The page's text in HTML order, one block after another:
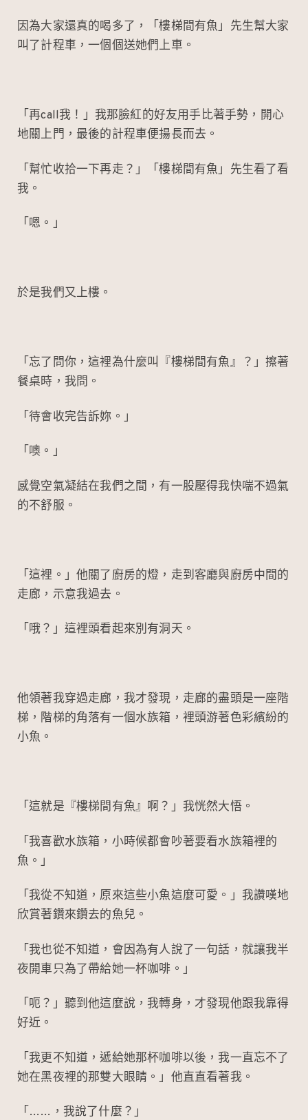
因為大家還真的喝多了，「樓梯間有魚」先生幫大家
叫了計程車，一個個送她們上車。
「再call我！」我那臉紅的好友用手比著手勢，開心
地關上門，最後的計程車便揚長而去。
「幫忙收拾一下再走？」「樓梯間有魚」先生看了看
我。
「嗯。」
於是我們又上樓。
「忘了問你，這裡為什麼叫『樓梯間有魚』？」擦著
餐桌時，我問。
「待會收完告訴妳。」
「噢。」
感覺空氣凝結在我們之間，有一股壓得我快喘不過氣
的不舒服。
「這裡。」他關了廚房的燈，走到客廳與廚房中間的
走廊，示意我過去。
「哦？」這裡頭看起來別有洞天。
他領著我穿過走廊，我才發現，走廊的盡頭是一座階
梯，階梯的角落有一個水族箱，裡頭游著色彩繽紛的
小魚。
「這就是『樓梯間有魚』啊？」我恍然大悟。
「我喜歡水族箱，小時候都會吵著要看水族箱裡的
魚。」
「我從不知道，原來這些小魚這麼可愛。」我讚嘆地
欣賞著鑽來鑽去的魚兒。
「我也從不知道，會因為有人說了一句話，就讓我半
夜開車只為了帶給她一杯咖啡。」
「呃？」聽到他這麼說，我轉身，才發現他跟我靠得
好近。
「我更不知道，遞給她那杯咖啡以後，我一直忘不了
她在黑夜裡的那雙大眼睛。」他直直看著我。
「……，我說了什麼？」